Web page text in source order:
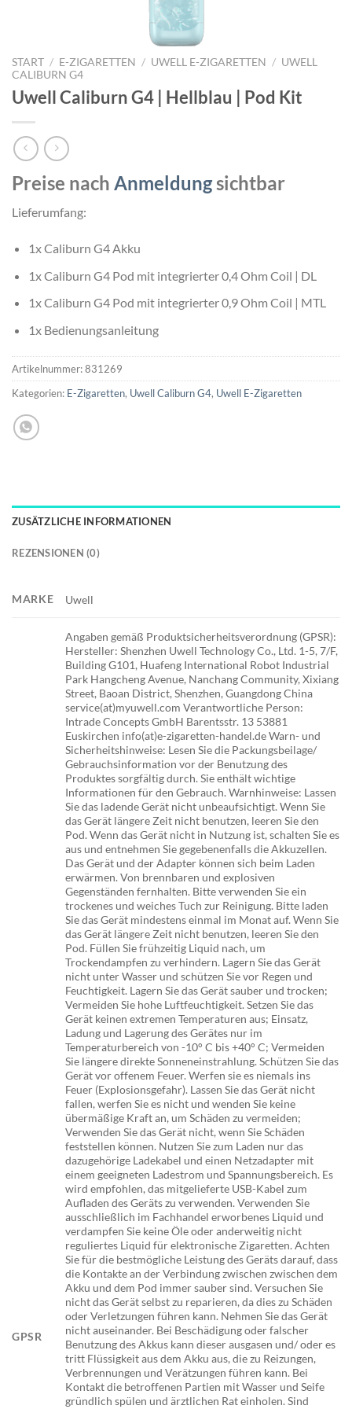
START / E-ZIGARETTEN / UWELL E-ZIGARETTEN / UWELL
CALIBURN G4
Uwell Caliburn G4 | Hellblau | Pod Kit
Preise nach Anmeldungsichtbar
Lieferumfang:
1x Caliburn G4 Akku
1x Caliburn G4 Pod mit integrierter 0,4 Ohm Coil | DL
1x Caliburn G4 Pod mit integrierter 0,9 Ohm Coil | MTL
1x Bedienungsanleitung
Artikelnummer:831269
Kategorien: E-Zigaretten, Uwell Caliburn G4, Uwell E-Zigaretten
ZUSÄTZLICHE INFORMATIONEN
REZENSIONEN (0)
MARKE Uwell
GPSR
Angaben gemäß Produktsicherheitsverordnung (GPSR):
Hersteller: Shenzhen Uwell Technology Co., Ltd. 1-5, 7/F,
Building G101, Huafeng International Robot Industrial
Park Hangcheng Avenue, Nanchang Community, Xixiang
Street, Baoan District, Shenzhen, Guangdong China
service(at)myuwell.com Verantwortliche Person:
Intrade Concepts GmbH Barentsstr. 13 53881
Euskirchen info(at)e-zigaretten-handel.de Warn- und
Sicherheitshinweise: Lesen Sie die Packungsbeilage/
Gebrauchsinformation vor der Benutzung des
Produktes sorgfältig durch. Sie enthält wichtige
Informationen für den Gebrauch. Warnhinweise: Lassen
Sie das ladende Gerät nicht unbeaufsichtigt. Wenn Sie
das Gerät längere Zeit nicht benutzen, leeren Sie den
Pod. Wenn das Gerät nicht in Nutzung ist, schalten Sie es
aus und entnehmen Sie gegebenenfalls die Akkuzellen.
Das Gerät und der Adapter können sich beim Laden
erwärmen. Von brennbaren und explosiven
Gegenständen fernhalten. Bitte verwenden Sie ein
trockenes und weiches Tuch zur Reinigung. Bitte laden
Sie das Gerät mindestens einmal im Monat auf. Wenn Sie
das Gerät längere Zeit nicht benutzen, leeren Sie den
Pod. Füllen Sie frühzeitig Liquid nach, um
Trockendampfen zu verhindern. Lagern Sie das Gerät
nicht unter Wasser und schützen Sie vor Regen und
Feuchtigkeit. Lagern Sie das Gerät sauber und trocken;
Vermeiden Sie hohe Luftfeuchtigkeit. Setzen Sie das
Gerät keinen extremen Temperaturen aus; Einsatz,
Ladung und Lagerung des Gerätes nur im
Temperaturbereich von -10° C bis +40° C; Vermeiden
Sie längere direkte Sonneneinstrahlung. Schützen Sie das
Gerät vor offenem Feuer. Werfen sie es niemals ins
Feuer (Explosionsgefahr). Lassen Sie das Gerät nicht
fallen, werfen Sie es nicht und wenden Sie keine
übermäßige Kraft an, um Schäden zu vermeiden;
Verwenden Sie das Gerät nicht, wenn Sie Schäden
feststellen können. Nutzen Sie zum Laden nur das
dazugehörige Ladekabel und einen Netzadapter mit
einem geeigneten Ladestrom und Spannungsbereich. Es
wird empfohlen, das mitgelieferte USB-Kabel zum
Aufladen des Geräts zu verwenden. Verwenden Sie
ausschließlich im Fachhandel erworbenes Liquid und
verdampfen Sie keine Öle oder anderweitig nicht
reguliertes Liquid für elektronische Zigaretten. Achten
Sie für die bestmögliche Leistung des Geräts darauf, dass
die Kontakte an der Verbindung zwischen zwischen dem
Akku und dem Pod immer sauber sind. Versuchen Sie
nicht das Gerät selbst zu reparieren, da dies zu Schäden
oder Verletzungen führen kann. Nehmen Sie das Gerät
nicht auseinander. Bei Beschädigung oder falscher
Benutzung des Akkus kann dieser ausgasen und/ oder es
tritt Flüssigkeit aus dem Akku aus, die zu Reizungen,
Verbrennungen und Verätzungen führen kann. Bei
Kontakt die betroffenen Partien mit Wasser und Seife
gründlich spülen und ärztlichen Rat einholen. Sind